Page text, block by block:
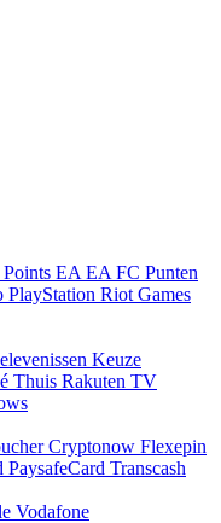
EA EA FC Punten
PlayStation Riot Games
Keuze
Thuis Rakuten TV
Cryptonow Flexepin
PaysafeCard Transcash
Vodafone